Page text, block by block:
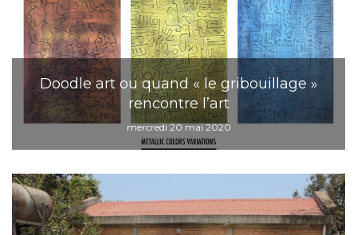
Doodle art ou quand « le gribouillage »
rencontre l’art
mercredi 20 mai 2020